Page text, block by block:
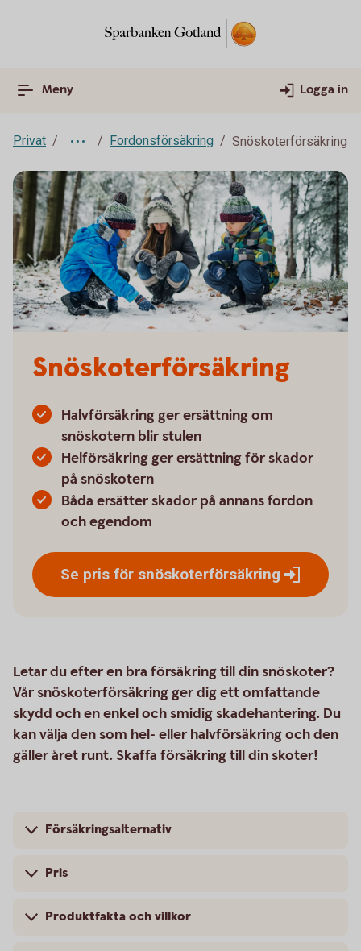
Meny Logga in
Privat Fordonsförsäkring Snöskoterförsäkring
Snöskoterförsäkring
Halvförsäkring ger ersättning om
snöskotern blir stulen
Helförsäkring ger ersättning för skador
på snöskotern
Båda ersätter skador på annans fordon
och egendom
Se pris för snöskoterförsäkring
Letar du efter en bra försäkring till din snöskoter?
Vår snöskoterförsäkring ger dig ett omfattande
skydd och en enkel och smidig skadehantering. Du
kan välja den som hel- eller halvförsäkring och den
gäller året runt. Skaffa försäkring till din skoter!
Försäkringsalternativ
Pris
Produktfakta och villkor